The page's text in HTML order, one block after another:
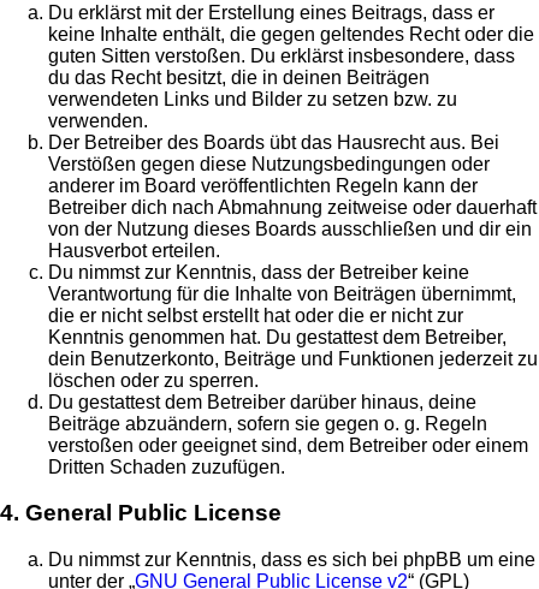
Du erklärst mit der Erstellung eines Beitrags, dass er
keine Inhalte enthält, die gegen geltendes Recht oder die
guten Sitten verstoßen. Du erklärst insbesondere, dass
du das Recht besitzt, die in deinen Beiträgen
verwendeten Links und Bilder zu setzen bzw. zu
verwenden.
Der Betreiber des Boards übt das Hausrecht aus. Bei
Verstößen gegen diese Nutzungsbedingungen oder
anderer im Board veröffentlichten Regeln kann der
Betreiber dich nach Abmahnung zeitweise oder dauerhaft
von der Nutzung dieses Boards ausschließen und dir ein
Hausverbot erteilen.
Du nimmst zur Kenntnis, dass der Betreiber keine
Verantwortung für die Inhalte von Beiträgen übernimmt,
die er nicht selbst erstellt hat oder die er nicht zur
Kenntnis genommen hat. Du gestattest dem Betreiber,
dein Benutzerkonto, Beiträge und Funktionen jederzeit zu
löschen oder zu sperren.
Du gestattest dem Betreiber darüber hinaus, deine
Beiträge abzuändern, sofern sie gegen o. g. Regeln
verstoßen oder geeignet sind, dem Betreiber oder einem
Dritten Schaden zuzufügen.
4. General Public License
Du nimmst zur Kenntnis, dass es sich bei phpBB um eine
unter der „GNU General Public License v2“ (GPL)